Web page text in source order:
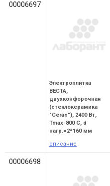
00006697
Электроплитка
ВЕСТА,
двухконфорочная
(стеклокерамика
"Ceran"), 2400 Вт,
Tmax-800 C, d
нагр.=2*160 мм
описание
00006698